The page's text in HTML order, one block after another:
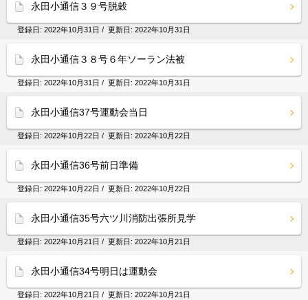
永田小通信３９号脱穀
登録日: 2022年10月31日 / 更新日: 2022年10月31日
永田小通信３８号６年ソーラン法被
登録日: 2022年10月31日 / 更新日: 2022年10月31日
永田小通信37号運動会当日
登録日: 2022年10月22日 / 更新日: 2022年10月22日
永田小通信36号前日準備
登録日: 2022年10月22日 / 更新日: 2022年10月22日
永田小通信35号六ツ川消防出張所見学
登録日: 2022年10月21日 / 更新日: 2022年10月21日
永田小通信34号明日は運動会
登録日: 2022年10月21日 / 更新日: 2022年10月21日